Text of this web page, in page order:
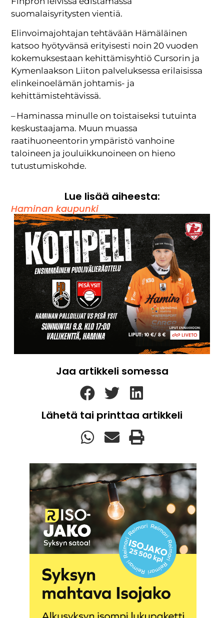
suomalaisyritysten vientiä.
Elinvoimajohtajan tehtävään Hämäläinen
katsoo hyötyvänsä erityisesti noin 20 vuoden
kokemuksestaan kehittämisyhtiö Cursorin ja
Kymenlaakson Liiton palveluksessa erilaisissa
elinkeinoelämän johtamis- ja
kehittämistehtävissä.
– Haminassa minulle on toistaiseksi tutuinta
keskustaajama. Muun muassa
raatihuoneentorin ympäristö vanhoine
taloineen ja jouluikkunoineen on hieno
tutustumiskohde.
Lue lisää aiheesta:
Haminan kaupunki
Jaa artikkeli somessa
Lähetä tai printtaa artikkeli